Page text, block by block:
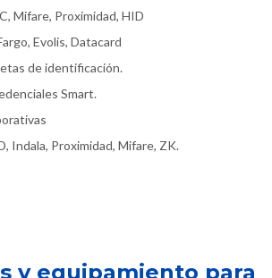
Mifare, Proximidad, HID
Evolis, Datacard
de identificación.
Smart.
Indala, Proximidad, Mifare, ZK.
y equipamiento para